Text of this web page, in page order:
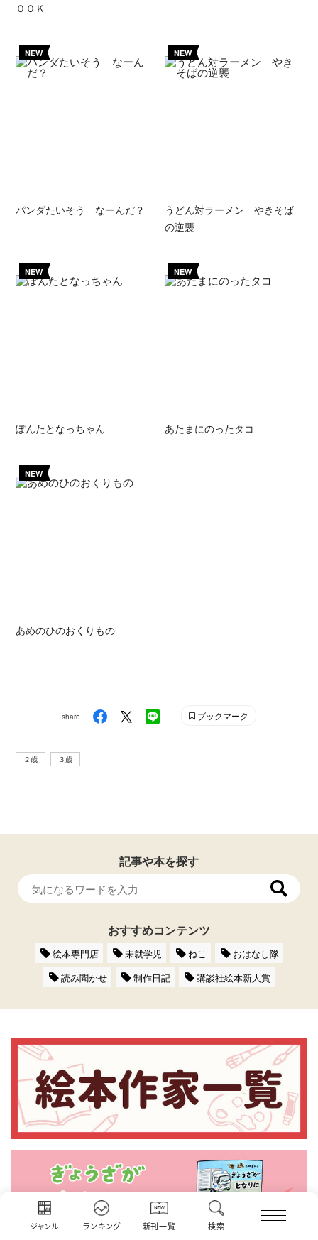
ジャンル ランキング 新刊一覧 検索
ＯＯＫ
NEW
パンダたいそう なーんだ？
NEW
うどん対ラーメン やきそば
の逆襲
NEW
ぽんたとなっちゃん
NEW
あたまにのったタコ
NEW
あめのひのおくりもの
share ブックマーク
２歳 ３歳
記事や本を探す
おすすめコンテンツ
絵本専門店 未就学児 ねこ
おはなし隊
読み聞かせ
制作日記 講談社絵本新人賞